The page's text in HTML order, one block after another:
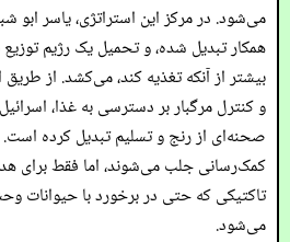
می‌شود. در مرکز این استراتژی، یاسر ابو
همکار تبدیل شده، و تحمیل یک رژیم
بیشتر از آنکه تغذیه کند، می‌کشد. از
و کنترل مرگبار بر دسترسی به غذا،
صحنه‌ای از رنج و تسلیم تبدیل کرده است.
کمک‌رسانی جلب می‌شوند، اما فقط برای
تاکتیکی که حتی در برخورد با حیوانات
می‌شود.